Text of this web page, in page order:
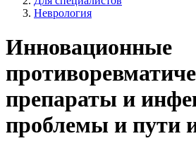
Неврология
Инновационные
препараты и
проблемы и пути